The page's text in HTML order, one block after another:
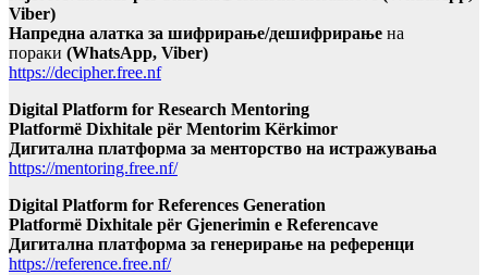
Viber)
Напредна алатка за шифрирање/дешифрирање на
пораки (WhatsApp, Viber)
https://decipher.free.nf
Digital Platform for Research Mentoring
Platformë Dixhitale për Mentorim Kërkimor
Дигитална платформа за менторство на истражувања
https://mentoring.free.nf/
Digital Platform for References Generation
Platformë Dixhitale për Gjenerimin e Referencave
Дигитална платформа за генерирање на референци
https://reference.free.nf/